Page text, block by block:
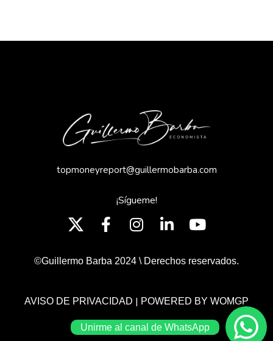
topmoneyreport@guillermobarba.com
¡Sígueme!
©Guillermo Barba 2024 \ Derechos reservados.
AVISO DE PRIVACIDAD | POWERED BY WOMGP
Unirme al canal de WhatsApp